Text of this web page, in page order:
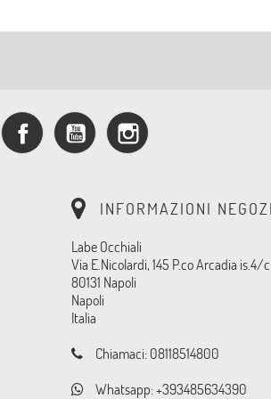
Facebook YouTube
INFORMAZIONI
Labe Occhiali
Via E.Nicolardi, 145 P.co Arcadia is.4/c
80131 Napoli
Napoli
Italia
Chiamaci: 08118514800
Whatsapp:+393485634390